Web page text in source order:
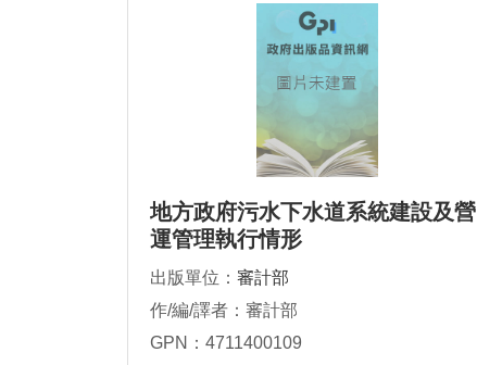
地方政府污水下水道系統建設及營
運管理執行情形
出版單位： 審計部
作/編/譯者：審計部
GPN：4711400109